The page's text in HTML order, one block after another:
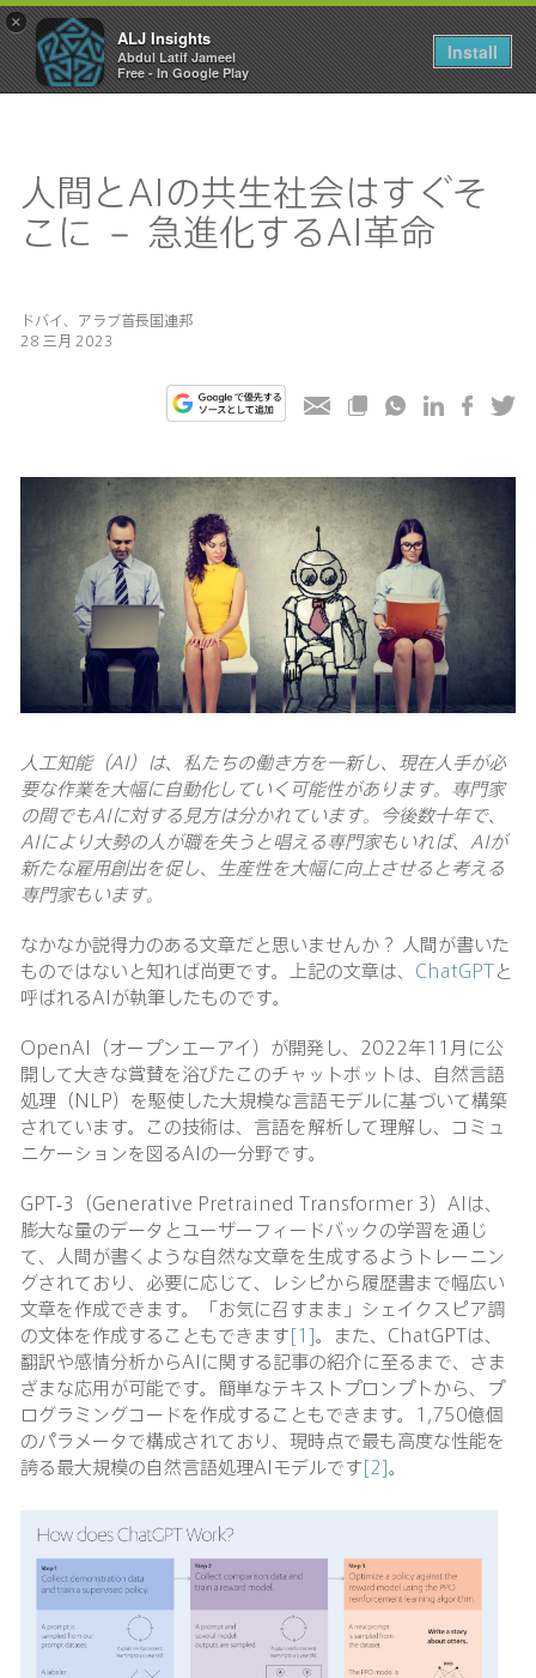
×
ALJ Insights
Abdul Latif Jameel
Free - In Google Play
Install
Toggle
navigation
人間とAIの共生社会はすぐそ
こに － 急進化するAI革命
ドバイ、アラブ首長国連邦
28 三月 2023
人工知能（AI）は、私たちの働き方を一新し、現在人手が必
要な作業を大幅に自動化していく可能性があります。専門家
の間でもAIに対する見方は分かれています。今後数十年で、
AIにより大勢の人が職を失うと唱える専門家もいれば、AIが
新たな雇用創出を促し、生産性を大幅に向上させると考える
専門家もいます。
なかなか説得力のある文章だと思いませんか？ 人間が書いた
ものではないと知れば尚更です。上記の文章は、 ChatGPTと
呼ばれるAIが執筆したものです。
OpenAI（オープンエーアイ）が開発し、2022年11月に公
開して大きな賞賛を浴びたこのチャットボットは、自然言語
処理（NLP）を駆使した大規模な言語モデルに基づいて構築
されています。この技術は、言語を解析して理解し、コミュ
ニケーションを図るAIの一分野です。
GPT-3（Generative Pretrained Transformer 3）AIは、
膨大な量のデータとユーザーフィードバックの学習を通じ
て、人間が書くような自然な文章を生成するようトレーニン
グされており、必要に応じて、レシピから履歴書まで幅広い
文章を作成できます。「お気に召すまま」シェイクスピア調
の文体を作成することもできます[1]。また、ChatGPTは、
翻訳や感情分析からAIに関する記事の紹介に至るまで、さま
ざまな応用が可能です。簡単なテキストプロンプトから、プ
ログラミングコードを作成することもできます。1,750億個
のパラメータで構成されており、現時点で最も高度な性能を
誇る最大規模の自然言語処理AIモデルです[2]。